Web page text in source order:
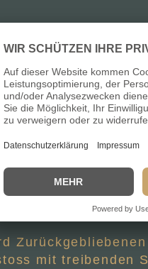
Gallas,
zu
erschien Abends
Gallas
unterstützte
Inzwischen hatte
Gig klarmachen
niemand gedacht
die Gig etwa 5
den an
mit treibenden